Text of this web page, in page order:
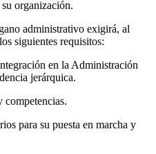
organización.
administrativo exigirá, al
siguientes requisitos:
en la Administración
jerárquica.
competencias.
para su puesta en marcha y